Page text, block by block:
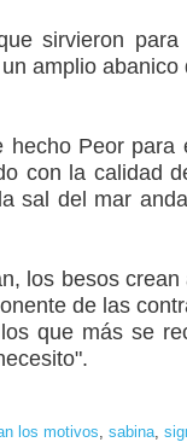
sirvieron
amplio
Peor
con la calidad
sal del mar
los besos
de las
que más se
los motivos, sabina,